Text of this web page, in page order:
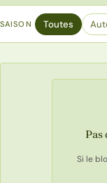
SAISON Toutes
Si le